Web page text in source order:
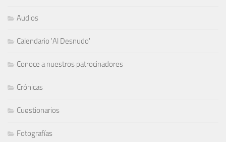
Audios
Calendario 'Al Desnudo'
Conoce a nuestros patrocinadores
Crónicas
Cuestionarios
Fotografías